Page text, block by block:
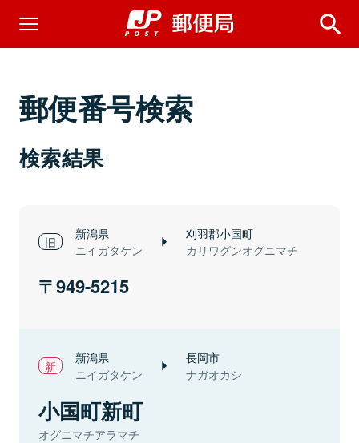
郵便番号検索
検索結果
新潟県
ニイガタケン
刈羽郡小国町
カリワグンオグニマチ
949-5215
新潟県
ニイガタケン
長岡市
ナガオカシ
小国町新町
オグニマチアラマチ